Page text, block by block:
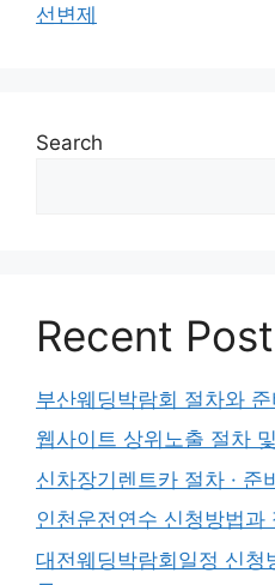
선변제
Search
Recent
부산웨딩박람회 절차와
웹사이트 상위노출 절차
신차장기렌트카 절차 · 준
인천운전연수 신청방법과
대전웨딩박람회일정 신청